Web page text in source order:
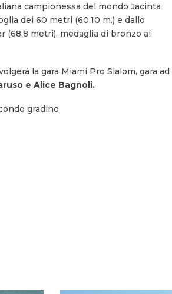
campionessa del mondo Jacinta
dei 60 metri (60,10 m.) e dallo
(68,8 metri), medaglia di bronzo ai
la gara Miami Pro Slalom, gara ad
e Alice Bagnoli.
gradino